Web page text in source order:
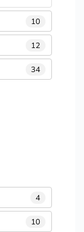
10
12
34
4
10